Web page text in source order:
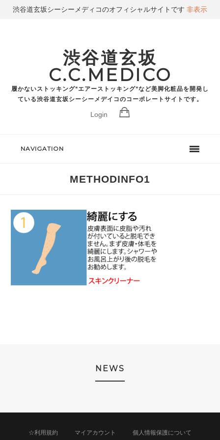
渋谷道玄坂
C.C.MEDICO
履かないストッキング"エアーストッキング"など美脚化粧品を開発し
ている渋谷道玄坂シーシーメデイコのコーポレートサイトです。
Login
NAVIGATION
METHODINFO1
NEWS
☆利用規約 マイアカウント
個人情報保護について
渋谷道玄坂シーシーメディコのオフィシャルサイトです 非表示